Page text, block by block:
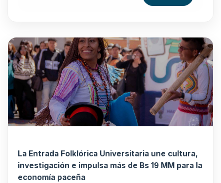
La Entrada Folklórica Universitaria une cultura,
investigación e impulsa más de Bs 19 MM para la
economía paceña